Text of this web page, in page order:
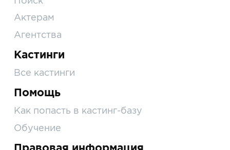
Актерам
Агентства
Кастинги
Все кастинги
Помощь
Как попасть в кастинг-базу
Обучение
Правовая информация